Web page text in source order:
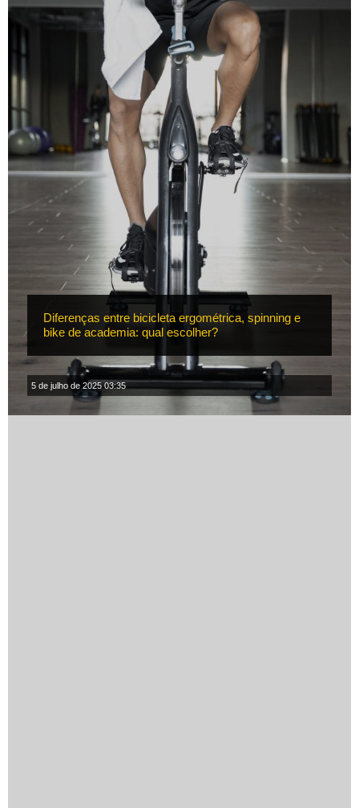
Diferenças entre bicicleta ergométrica, spinning e
bike de academia: qual escolher?
5 de julho de 2025 03:35